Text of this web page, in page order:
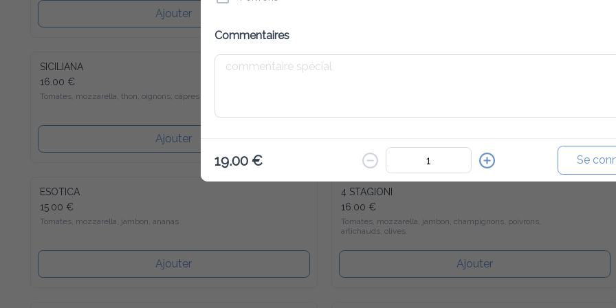
Ajouter
SICILIANA
16.00 €
Tomates, mozzarella, thon, oignons, câpres
Ajouter
ESOTICA
15.00 €
Tomates, mozzarella, jambon, ananas
Ajouter
4 STAGIONI
16.00 €
Tomates, mozzarella, jambon, champignons, poivrons,
artichauds, olives
Ajouter
Commentaires
19.00 € Se